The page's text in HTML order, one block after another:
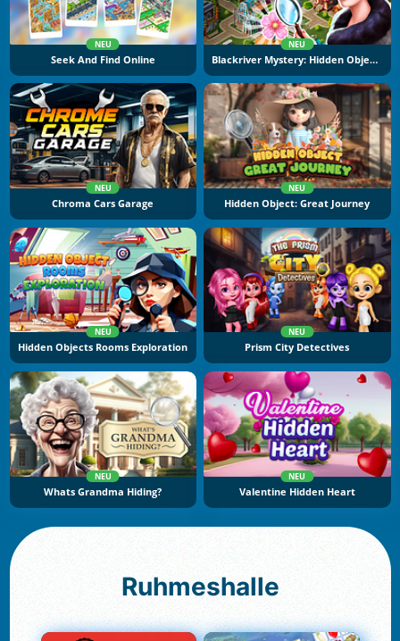
NEU
Seek And Find Online
NEU
Blackriver Mystery: Hidden Objects
NEU
Chroma Cars Garage
NEU
Hidden Object: Great Journey
NEU
Hidden Objects Rooms Exploration
NEU
Prism City Detectives
NEU
Whats Grandma Hiding?
NEU
Valentine Hidden Heart
Ruhmeshalle